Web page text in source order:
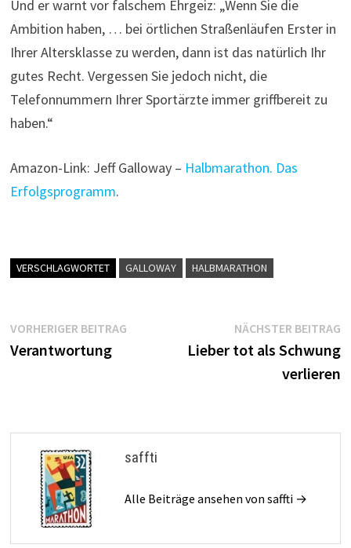
Und er warnt vor falschem Ehrgeiz: „Wenn Sie die
Ambition haben, … bei örtlichen Straßenläufen Erster in
Ihrer Altersklasse zu werden, dann ist das natürlich Ihr
gutes Recht. Vergessen Sie jedoch nicht, die
Telefonnummern Ihrer Sportärzte immer griffbereit zu
haben.“
Amazon-Link: Jeff Galloway – Halbmarathon. Das
Erfolgsprogramm.
VERSCHLAGWORTET GALLOWAY HALBMARATHON
Beitragsnavigation
VORHERIGER BEITRAGVorheriger
Verantwortung
NÄCHSTER BEITRAG
Lieber tot als Schwung
verlieren
saffti
Alle Beiträge ansehen von saffti →